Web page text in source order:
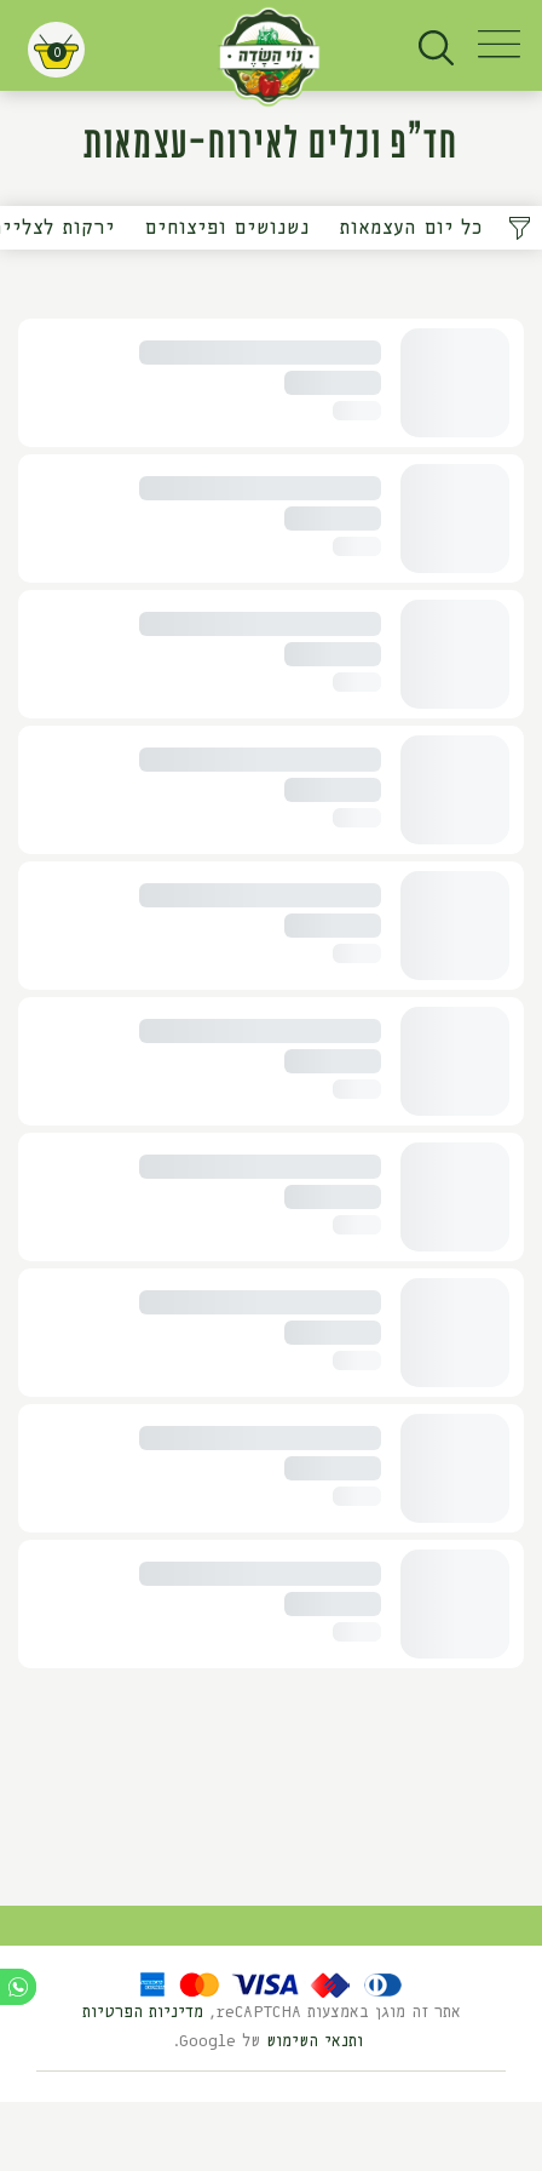
עגלת קניות
0
חד"פ וכלים לאירוח-עצמאות
כל יום העצמאות נשנושים ופיצוחים ירקות
אתר זה מוגן באמצעות reCAPTCHA,
מדיניות הפרטיות
ותנאי השימוש של Google.